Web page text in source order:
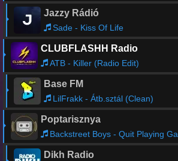
Jazzy Rádió
Sade - Kiss Of Life
CLUBFLASHH Radio
ATB - Killer (Radio Edit)
Base FM
LilFrakk - Átb.sztál (Clean)
Poptarisznya
Backstreet Boys - Quit Playing Games (With My Heart)
Dikh Radio